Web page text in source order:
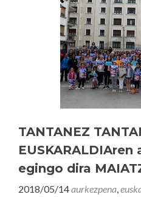
TANTANEZ
EUSKARALDIAren
egingo dira
2018/05/14aurkezpena,